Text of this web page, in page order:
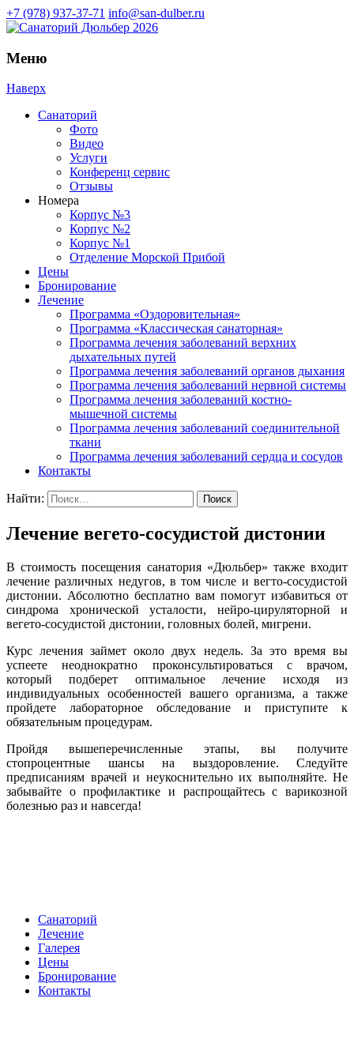
+7 (978) 937-37-71 info@san-dulber.ru
Меню
Наверх
Санаторий
Фото
Видео
Услуги
Конференц сервис
Отзывы
Номера
Корпус №3
Корпус №2
Корпус №1
Отделение Морской Прибой
Цены
Бронирование
Лечение
Программа «Оздоровительная»
Программа «Классическая санаторная»
Программа лечения заболеваний верхних
дыхательных путей
Программа лечения заболеваний органов дыхания
Программа лечения заболеваний нервной системы
Программа лечения заболеваний костно-
мышечной системы
Программа лечения заболеваний соединительной
ткани
Программа лечения заболеваний сердца и сосудов
Контакты
Найти:
Лечение вегето-сосудистой дистонии
В стоимость посещения санатория «Дюльбер» также входит
лечение различных недугов, в том числе и вегто-сосудистой
дистонии. Абсолютно бесплатно вам помогут избавиться от
синдрома хронической усталости, нейро-цирулятoрной и
вегето-сосудистой дистонии, головных болей, мигрени.
Курс лечения займет около двух недель. За это время вы
успеете неоднократно проконсультироваться с врачом,
который подберет оптимальное лечение исходя из
индивидуальных особенностей вашего организма, а также
пройдете лабораторное обследование и приступите к
обязательным процедурам.
Пройдя вышеперечисленные этапы, вы получите
стопроцентные шансы на выздоровление. Следуйте
предписаниям врачей и неукоснительно их выполняйте. Не
забывайте о профилактике и распрощайтесь с варикозной
болезнью раз и навсегда!
Санаторий
Лечение
Галерея
Цены
Бронирование
Контакты